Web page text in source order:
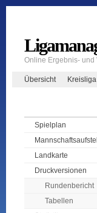
Online Ergebnis- und
Übersicht Kreisliga
Spielplan
Landkarte
Druckversionen
Rundenbericht
Tabellen